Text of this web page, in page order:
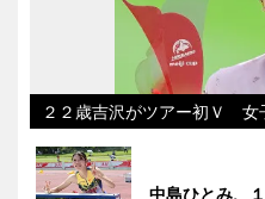
２２歳吉沢がツアー初Ｖ 女
中島ひとみ、